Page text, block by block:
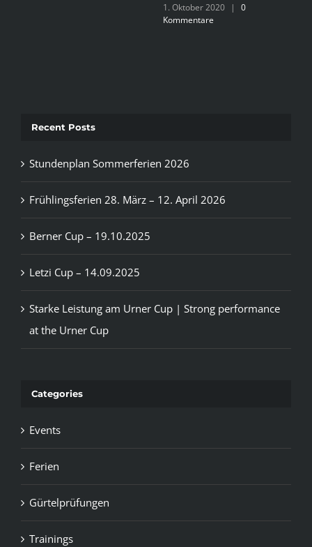
1. Oktober 2020 |
0
Kommentare
Recent Posts
Stundenplan Sommerferien 2026
Frühlingsferien 28. März – 12. April 2026
Berner Cup – 19.10.2025
Letzi Cup – 14.09.2025
Starke Leistung am Urner Cup | Strong performance
at the Urner Cup
Categories
Events
Ferien
Gürtelprüfungen
Trainings